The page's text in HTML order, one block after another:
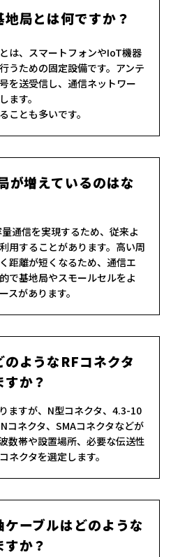
局とは何ですか？
は、スマートフォンやIoT機器
うための固定設備です。アンテ
を送受信し、通信ネットワー
ます。
ことも多いです。
が増えているのはな
通信を実現するため、従来よ
用することがあります。高い周
距離が短くなるため、通信エ
で基地局やスモールセルをよ
スがあります。
ようなRFコネクタ
か？
ますが、N型コネクタ、4.3-10
コネクタ、SMAコネクタなどが
数帯や設置場所、必要な伝送性
ネクタを選定します。
ーブルはどのような
か？